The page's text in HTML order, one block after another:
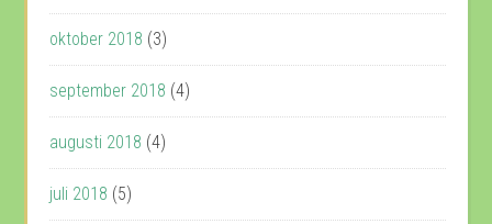
oktober 2018 (3)
september 2018 (4)
augusti 2018 (4)
juli 2018 (5)